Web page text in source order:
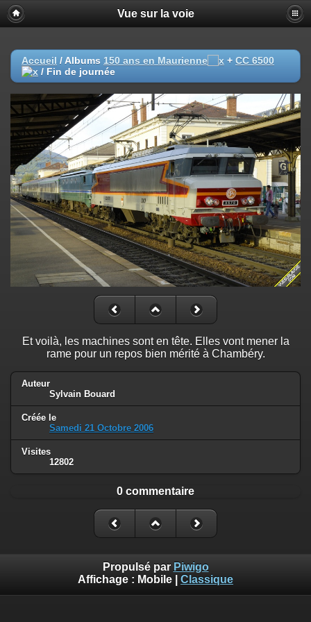
Vue sur la voie
Accueil / Albums 150 ans en Maurienne + CC 6500
/ Fin de journée
Et voilà, les machines sont en tête. Elles vont mener la
rame pour un repos bien mérité à Chambéry.
Auteur
Sylvain Bouard
Créée le
Samedi 21 Octobre 2006
Visites
12802
0 commentaire
Propulsé par Piwigo
Affichage : Mobile Classique